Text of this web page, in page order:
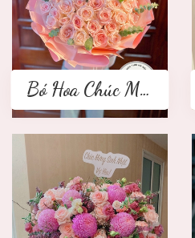
Bó Hoa Chúc Mừng